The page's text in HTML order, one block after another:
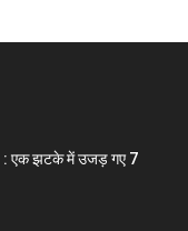
एक झटके में उजड़ गए 7